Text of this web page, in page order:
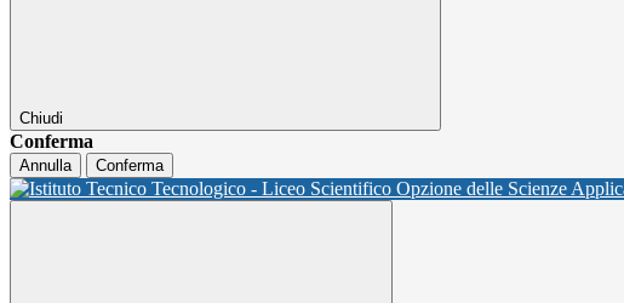
Chiudi
Conferma
Annulla Conferma